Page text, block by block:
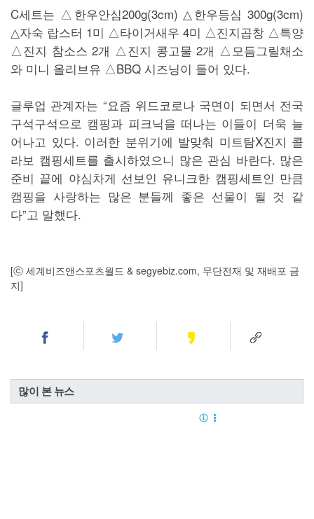
C세트는 △한우안심200g(3cm) △한우등심 300g(3cm)
△자숙 랍스터 1미 △타이거새우 4미 △진지곱창 △특양
△진지 참소스 2개 △진지 콩고물 2개 △모듬그릴채소
와 미니 올리브유 △BBQ 시즈닝이 들어 있다.
글루업 관계자는 “요즘 위드코로나 국면이 되면서 전국
구석구석으로 캠핑과 피크닉을 떠나는 이들이 더욱 늘
어나고 있다. 이러한 분위기에 발맞춰 미트탐X진지 콜
라보 캠핑세트를 출시하였으니 많은 관심 바란다. 많은
준비 끝에 야심차게 선보인 유니크한 캠핑세트인 만큼
캠핑을 사랑하는 많은 분들께 좋은 선물이 될 것 같
다”고 말했다.
[ⓒ 세계비즈앤스포츠월드 & segyebiz.com, 무단전재 및 재배포 금
지]
많이 본 뉴스